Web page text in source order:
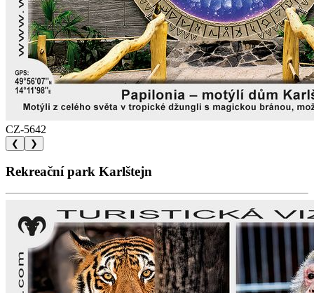
CZ-5642
❮ ❯
Rekreační park Karlštejn